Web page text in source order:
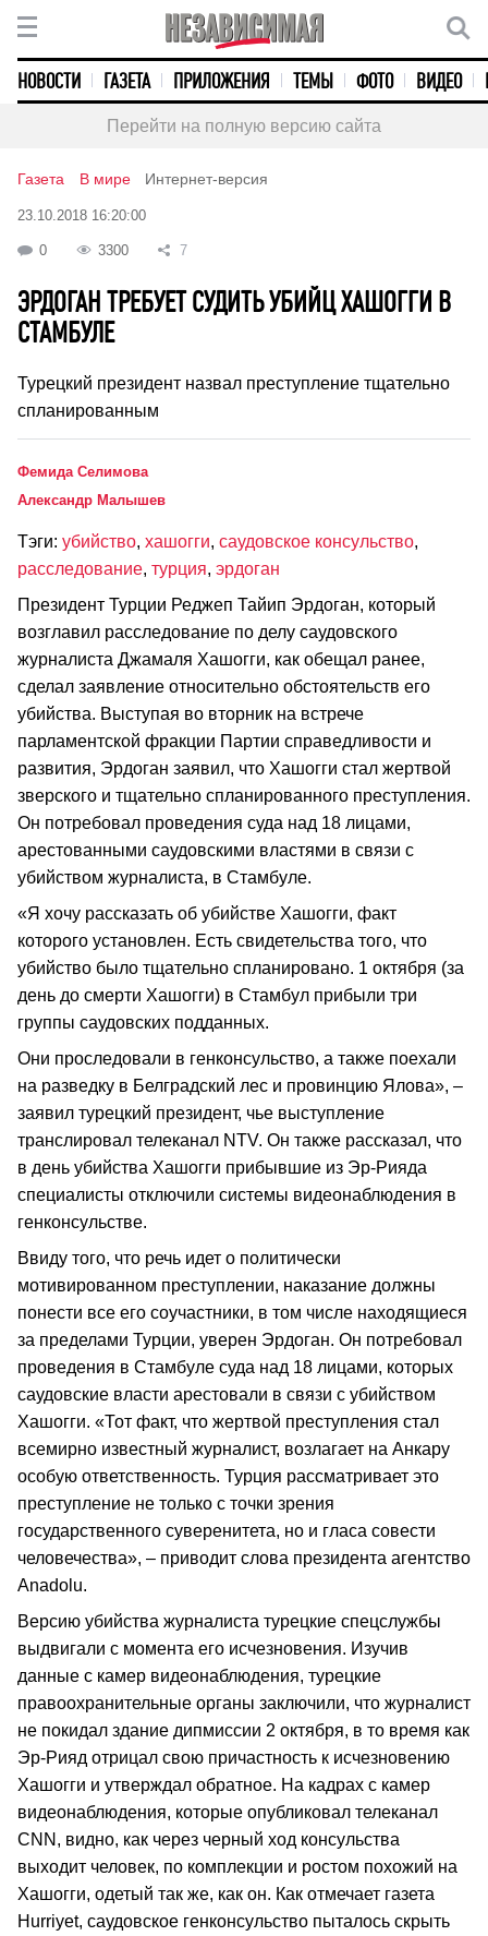
НОВОСТИ ГАЗЕТА ПРИЛОЖЕНИЯ ТЕМЫ ФОТО ВИДЕО
Перейти на полную версию сайта
Газета В мире Интернет-версия
23.10.2018 16:20:00
0 3300 7
ЭРДОГАН ТРЕБУЕТ СУДИТЬ УБИЙЦ ХАШОГГИ В
СТАМБУЛЕ
Турецкий президент назвал преступление тщательно
спланированным
Фемида Селимова
Александр Малышев
Тэги: убийство, хашогги, саудовское консульство,
расследование, турция, эрдоган
Президент Турции Реджеп Тайип Эрдоган, который
возглавил расследование по делу саудовского
журналиста Джамаля Хашогги, как обещал ранее,
сделал заявление относительно обстоятельств его
убийства. Выступая во вторник на встрече
парламентской фракции Партии справедливости и
развития, Эрдоган заявил, что Хашогги стал жертвой
зверского и тщательно спланированного преступления.
Он потребовал проведения суда над 18 лицами,
арестованными саудовскими властями в связи с
убийством журналиста, в Стамбуле.
«Я хочу рассказать об убийстве Хашогги, факт
которого установлен. Есть свидетельства того, что
убийство было тщательно спланировано. 1 октября (за
день до смерти Хашогги) в Стамбул прибыли три
группы саудовских подданных.
Они проследовали в генконсульство, а также поехали
на разведку в Белградский лес и провинцию Ялова», –
заявил турецкий президент, чье выступление
транслировал телеканал NTV. Он также рассказал, что
в день убийства Хашогги прибывшие из Эр-Рияда
специалисты отключили системы видеонаблюдения в
генконсульстве.
Ввиду того, что речь идет о политически
мотивированном преступлении, наказание должны
понести все его соучастники, в том числе находящиеся
за пределами Турции, уверен Эрдоган. Он потребовал
проведения в Стамбуле суда над 18 лицами, которых
саудовские власти арестовали в связи с убийством
Хашогги. «Тот факт, что жертвой преступления стал
всемирно известный журналист, возлагает на Анкару
особую ответственность. Турция рассматривает это
преступление не только с точки зрения
государственного суверенитета, но и гласа совести
человечества», – приводит слова президента агентство
Anadolu.
Версию убийства журналиста турецкие спецслужбы
выдвигали с момента его исчезновения. Изучив
данные с камер видеонаблюдения, турецкие
правоохранительные органы заключили, что журналист
не покидал здание дипмиссии 2 октября, в то время как
Эр-Рияд отрицал свою причастность к исчезновению
Хашогги и утверждал обратное. На кадрах с камер
видеонаблюдения, которые опубликовал телеканал
CNN, видно, как через черный ход консульства
выходит человек, по комплекции и ростом похожий на
Хашогги, одетый так же, как он. Как отмечает газета
Hurriyet, саудовское генконсульство пыталось скрыть